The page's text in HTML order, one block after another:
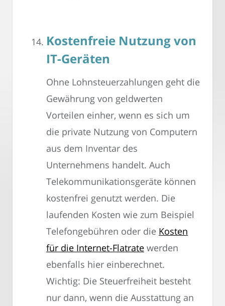
Kostenfreie Nutzung von
IT-Geräten
Ohne Lohnsteuerzahlungen geht die
Gewährung von geldwerten
Vorteilen einher, wenn es sich um
die private Nutzung von Computern
aus dem Inventar des
Unternehmens handelt. Auch
Telekommunikationsgeräte können
kostenfrei genutzt werden. Die
laufenden Kosten wie zum Beispiel
Telefongebühren oder die Kosten
für die Internet-Flatrate werden
ebenfalls hier einberechnet.
Wichtig: Die Steuerfreiheit besteht
nur dann, wenn die Ausstattung an